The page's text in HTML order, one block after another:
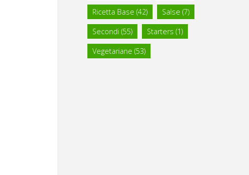
Ricetta Base (42) Salse (7)
Secondi (55) Starters (1)
Vegetariane (53)